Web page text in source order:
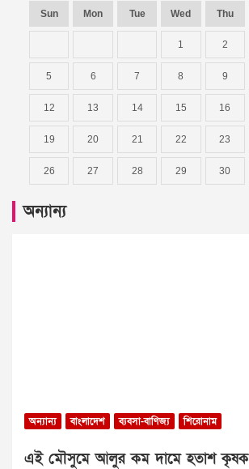
Sun Mon Tue Wed Thu
1 2
5 6 7 8 9
12 13 14 15 16
19 20 21 22 23
26 27 28 29 30
অন্যান্য
অন্যান্য বাংলাদেশ ব্যবসা-বাণিজ্য শিরোনাম
এই মৌসুমে আলুর কম দামে হতাশ কৃষক